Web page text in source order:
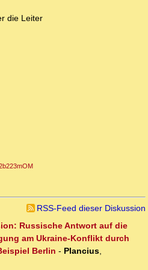
die Leiter
RSS-Feed dieser Diskussion
Russische Antwort auf die
am Ukraine-Konflikt durch
Berlin - Plancius,